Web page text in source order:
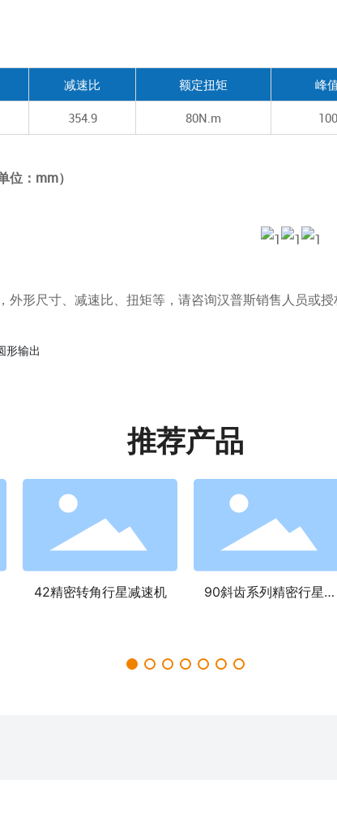
减速比 额定扭矩 峰
354.9 80N.m
：mm）
形尺寸、减速比、扭矩等，请咨询汉普斯销售人员或授
形输出
推荐产品
42精密转角行星减速机
90斜齿系列精密行星减